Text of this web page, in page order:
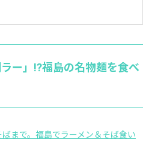
ー」!?福島の名物麺を食べ
まで。福島でラーメン＆そば食い